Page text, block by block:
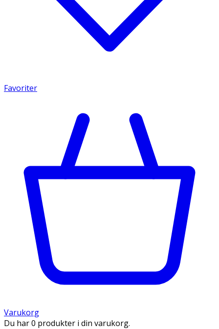
Favoriter
Varukorg
Du har 0 produkter i din varukorg.